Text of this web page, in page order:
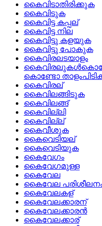
കൈവിടാതിരിക്കുക
കൈവിടുക
കൈവിട്ട കപ്പല്
കൈവിട്ട നില
കൈവിട്ടു കളയുക
കൈവിട്ടു പോകുക
കൈവിരലടയാളം
കൊണ്ടോ
കൈവിരല്
കൈവിലങ്ങിടുക
കൈവിലങ്ങ്
കൈവില്ലി
കൈവില്ല്
കൈവീശുക
കൈവെടിയല്
കൈവെടിയുക
കൈവേഗം
കൈവേഗമുള്ള
കൈവേല
കൈവേല
കൈവേലകള്
കൈവേലക്കാരന്
കൈവേലക്കാരന്‍
കൈവേലക്കാര്